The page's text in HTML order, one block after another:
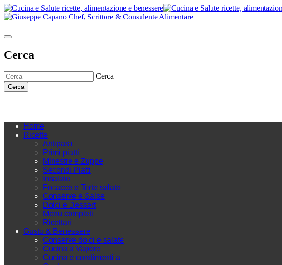
Cerca
Cerca
Cerca
Home
Ricette
Antipasti
Primi piatti
Minestre e Zuppe
Secondi Piatti
Insalate
Focacce e Torte salate
Conserve e Salse
Dolci e Dessert
Menu completi
Ricettari
Gusto & Benessere
Conserve dolci e salate
Cucina a Vapore
Cucina e condimenti a